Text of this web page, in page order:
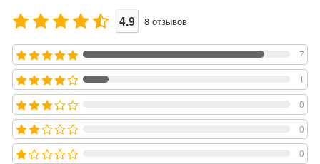
4.9 8 отзывов
7
1
0
0
0